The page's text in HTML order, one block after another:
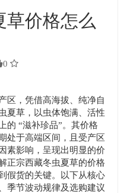
草价格怎么
0
，凭借高海拔、纯净自
夏草，以虫体饱满、活性
的 “滋补珍品”。其价格
处于高端区间，且受产区
素影响，呈现出明显的价
正宗西藏冬虫夏草的价格
假货的关键。以下从核心
季节波动规律及选购建议